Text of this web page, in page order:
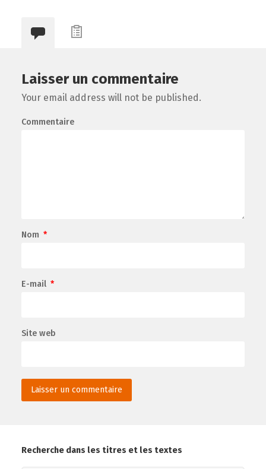
Laisser un commentaire
Your email address will not be published.
Commentaire
Nom *
E-mail *
Site web
Recherche dans les titres et les textes